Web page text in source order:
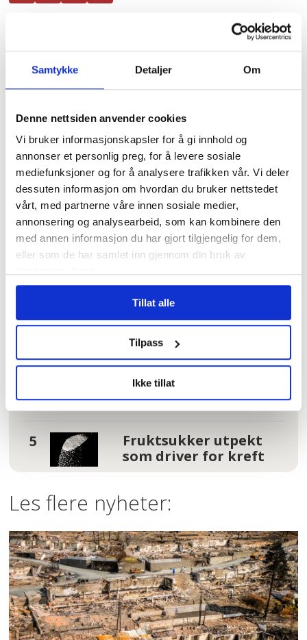
Samtykke Detaljer Om
Denne nettsiden anvender cookies
Vi bruker informasjonskapsler for å gi innhold og
annonser et personlig preg, for å levere sosiale
mediefunksjoner og for å analysere trafikken vår. Vi deler
dessuten informasjon om hvordan du bruker nettstedet
vårt, med partnerne våre innen sosiale medier,
annonsering og analysearbeid, som kan kombinere den
med annen informasjon du har gjort tilgjengelig for dem,
eller som de har samlet inn gjennom din bruk av
Tillat alle
Tilpass
Ikke tillat
Hundrevis av
ansatte i Oslo
kommune uten
Føler meg plassert
på loftet og glemt
Tannhelse: Se om du
har krav på gratis
tannbehandling
uten å vite det
I kø for å bli enige
om lønna. Sjekk hele
lista her
– Reglene nå er så
jævlig
arbeiderfiendtlige
at jeg skjønner ikke
at folk kan svelge
det
Fruktsukker utpekt
som driver for kreft
Les flere nyheter: